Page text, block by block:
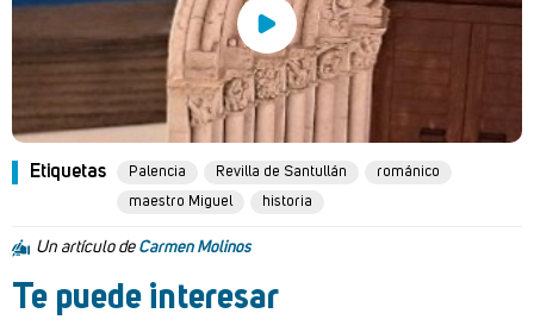
Etiquetas Palencia Revilla de Santullán
románico
maestro Miguel
historia
Un artículo de Carmen Molinos
Te puede interesar